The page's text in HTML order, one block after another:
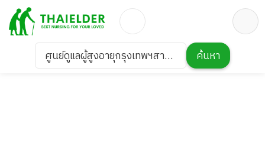
ศูนย์ดูแลผู้สูงอายุกรุงเทพฯสาขา
ค้นหา